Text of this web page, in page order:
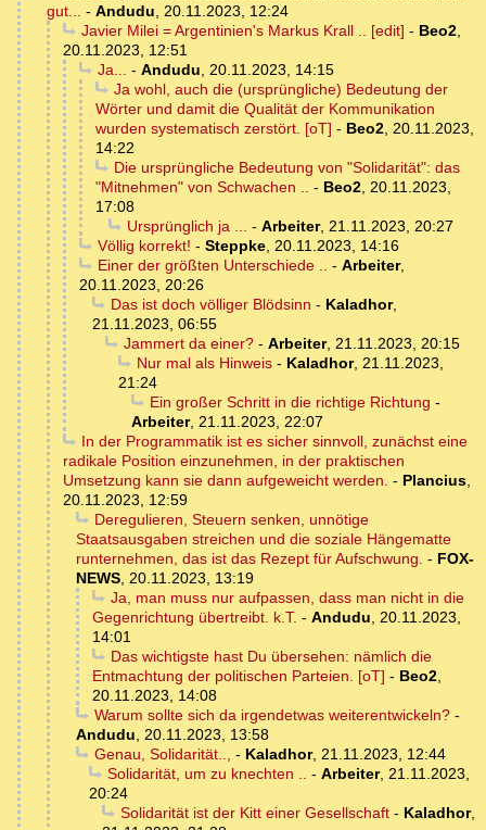
gut...
- Andudu
20.11.2023, 12:24
Javier Milei = Argentinien's Markus Krall .. [edit] - Beo2,
20.11.2023, 12:51
Ja...
- Andudu
20.11.2023, 14:15
Ja wohl, auch die (ursprüngliche) Bedeutung der
Wörter und damit die Qualität der Kommunikation
wurden systematisch zerstört. [oT] - Beo2 20.11.2023,
14:22
Die ursprüngliche Bedeutung von "Solidarität": das
"Mitnehmen" von Schwachen ..
- Beo2 20.11.2023,
17:08
Ursprünglich ja ...
- Arbeiter, 21.11.2023, 20:27
Völlig korrekt! - Steppke, 20.11.2023, 14:16
Einer der größten Unterschiede ..
- Arbeiter,
20.11.2023, 20:26
Das ist doch völliger Blödsinn - Kaladhor,
21.11.2023, 06:55
Jammert da einer?- Arbeiter, 21.11.2023, 20:15
Nur mal als Hinweis- Kaladhor, 21.11.2023,
21:24
Ein großer Schritt in die richtige Richtung -
Arbeiter, 21.11.2023, 22:07
In der Programmatik ist es sicher sinnvoll, zunächst eine
radikale Position einzunehmen, in der praktischen
Umsetzung kann sie dann aufgeweicht werden. - Plancius
20.11.2023, 12:59
Deregulieren, Steuern senken, unnötige
Staatsausgaben streichen und die soziale Hängematte
runternehmen, das ist das Rezept für Aufschwung. - FOX-
NEWS 20.11.2023, 13:19
Ja, man muss nur aufpassen, dass man nicht in die
Gegenrichtung übertreibt. k.T. - Andudu
20.11.2023,
14:01
Das wichtigste hast Du übersehen: nämlich die
Entmachtung der politischen Parteien. [oT] - Beo2
20.11.2023, 14:08
Warum sollte sich da irgendetwas weiterentwickeln?-
Andudu
20.11.2023, 13:58
Genau, Solidarität..,
- Kaladhor, 21.11.2023, 12:44
Solidarität, um zu knechten ..
- Arbeiter, 21.11.2023,
20:24
Solidarität ist der Kitt einer Gesellschaft- Kaladhor,